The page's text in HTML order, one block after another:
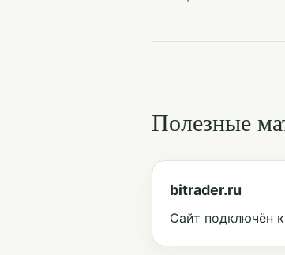
Полезные
bitrader.ru
Сайт подключён